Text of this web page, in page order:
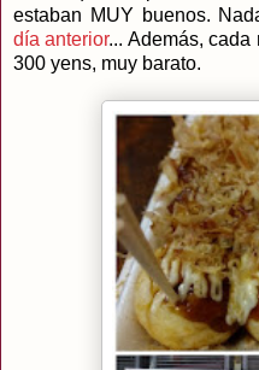
estaban MUY buenos.
día anterior... Además,
300 yens, muy barato.